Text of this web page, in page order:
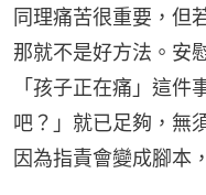
同理痛苦很重要，但
那就不是好方法。安
「孩子正在痛」這件
吧？」就已足夠，無
因為指責會變成腳本